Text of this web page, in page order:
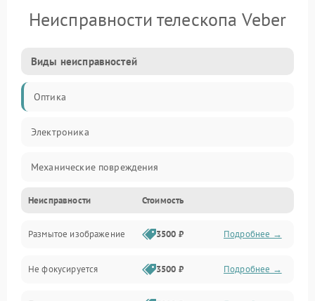
Неисправности телескопа Veber
Виды неисправностей
Оптика
Электроника
Механические повреждения
Механика
Электропитание
Наведение
Неисправности Стоимость
Размытое изображение 3500 ₽ Подробнее →
Не фокусируется 3500 ₽ Подробнее →